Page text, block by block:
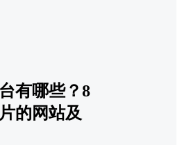
有哪些？8
的网站及